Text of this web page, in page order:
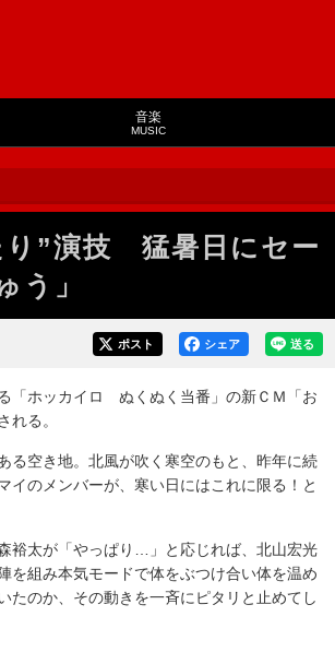
音楽
MUSIC
り”演技 猛暑日にセー
う」
送る
シェア
ポスト
「ホッカイロ ぬくぬく当番」の新ＣＭ「お
れる。
空き地。北風が吹く寒空のもと、昨年に続
イのメンバーが、寒い日にはこれに限る！と
裕太が「やっぱり…」と応じれば、北山宏光
を組み本気モードで体をぶつけ合い体を温め
のか、その動きを一斉にピタリと止めてし